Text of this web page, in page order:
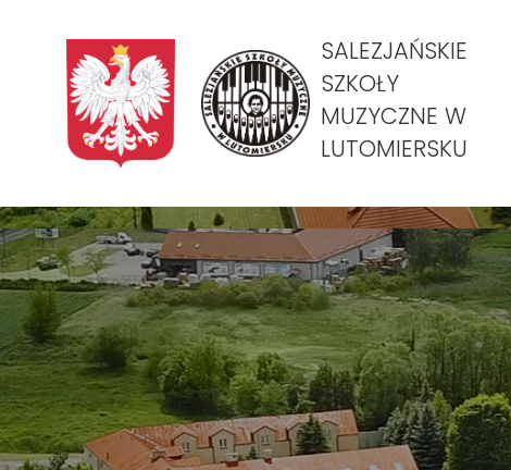
SALEZJAŃSKIE
SZKOŁY
MUZYCZNE W
LUTOMIERSKU